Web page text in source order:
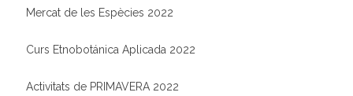
Mercat de les Espècies 2022
Curs Etnobotánica Aplicada 2022
Activitats de PRIMAVERA 2022